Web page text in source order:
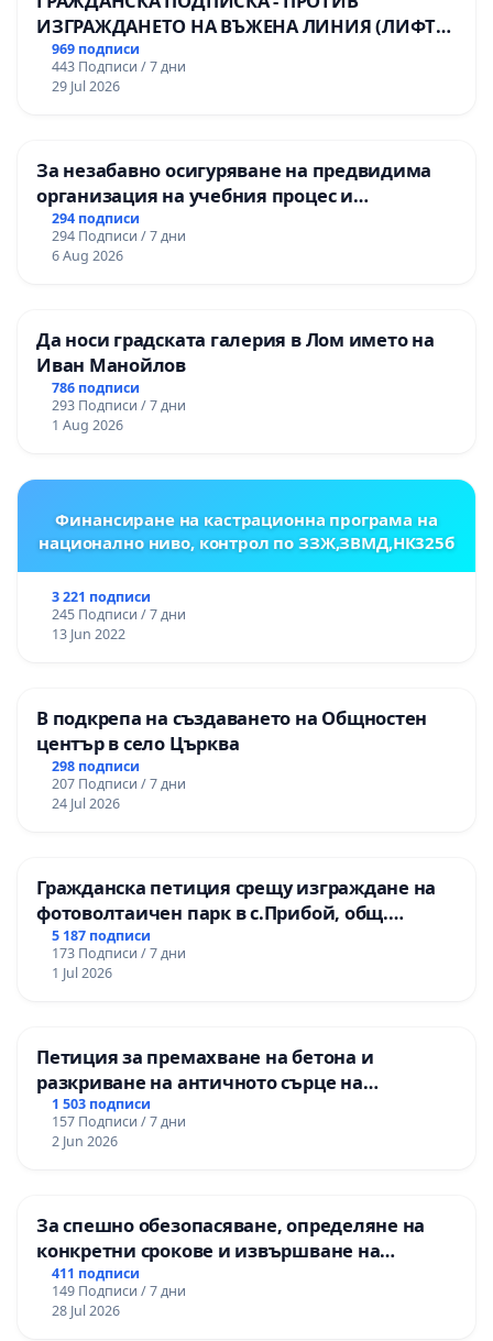
ИЗГРАЖДАНЕТО НА ВЪЖЕНА ЛИНИЯ (ЛИФТ)
НА ТЕРИТОРИЯТА НА ПРИРОДНА
ЗАБЕЛЕЖИТЕЛНОСТ „ХЪЛМ НА
ОСВОБОДИТЕЛИТЕ“ (БУНАРДЖИК)
969 подписи
443 Подписи / 7 дни
29 Jul 2026
За незабавно осигуряване на предвидима
организация на учебния процес и
гарантиране на правото на равнопоставено
и качествено образование на учениците от
ОУ „Княз Александър I“ и Хуманитарна
294 подписи
294 Подписи / 7 дни
6 Aug 2026
Да носи градската галерия в Лом името на
Иван Манойлов
786 подписи
293 Подписи / 7 дни
1 Aug 2026
Финансиране на кастрационна програма на
национално ниво, контрол по ЗЗЖ,ЗВМД,НК325б
3 221 подписи
245 Подписи / 7 дни
13 Jun 2022
В подкрепа на създаването на Общностен
център в село Църква
298 подписи
207 Подписи / 7 дни
24 Jul 2026
Гражданска петиция срещу изграждане на
фотоволтаичен парк в с.Прибой, общ.
Радомир
5 187 подписи
173 Подписи / 7 дни
1 Jul 2026
Петиция за премахване на бетона и
разкриване на античното сърце на
Могиланската могила във Враца
1 503 подписи
157 Подписи / 7 дни
2 Jun 2026
За спешно обезопасяване, определяне на
конкретни срокове и извършване на
цялостна рехабилитация на
републиканския път между пътен възел АМ
„Тракия“ - гр. Ихтиман - с. Мирово - к.к.
411 подписи
149 Подписи / 7 дни
28 Jul 2026